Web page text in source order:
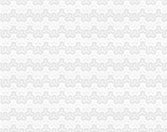
市分公司营业执照注销局认真贯
全市重庆注销分公司工商行政管
中介处迅速学习达部署落实全市
沙区局大力推进“三化”分公司营
市重庆注销税务局外资处到九龙
国家工商总局市重庆注销税务场
市局局长、重庆分公司注销组书
潼南局重庆注销分公司个体验照